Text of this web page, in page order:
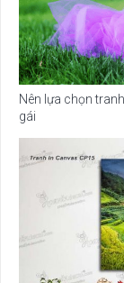
Nên lựa chọn
gái